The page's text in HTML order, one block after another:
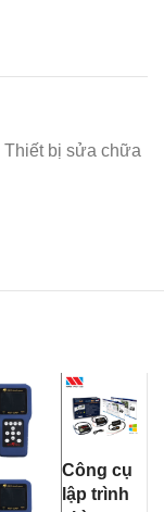
Thiết bị sửa chữa
Công cụ
lập trình